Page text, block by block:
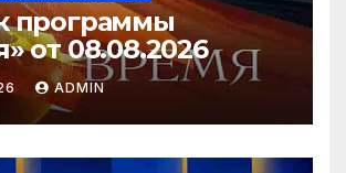
программы
от 08.08.2026
ADMIN